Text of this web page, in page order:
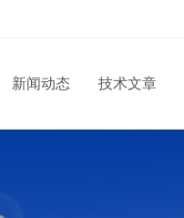
新闻动态 技术文章